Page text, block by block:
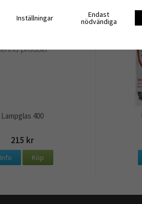
Lampglas 400
215 kr
Info Köp
Inställningar Endast
nödvändiga